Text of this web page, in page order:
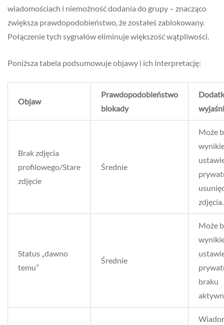
wiadomościach i niemożność dodania do grupy – znacząco
zwiększa prawdopodobieństwo, że zostałeś zablokowany.
Połączenie tych sygnałów eliminuje większość wątpliwości.
Poniższa tabela podsumowuje objawy i ich interpretację:
Objaw
Prawdopodobieństwo
blokady
Brak zdjęcia
profilowego/Stare
zdjęcie
Średnie
Może
zdjęcia.
Status „dawno
temu”
Średnie
Może
braku